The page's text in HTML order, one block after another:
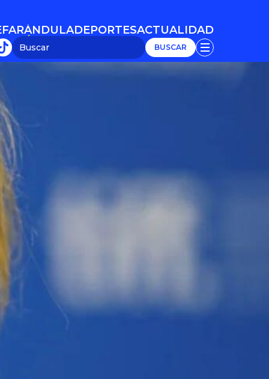
FARÁNDULA
FARÁNDULA
DEPORTESACTUALIDAD
ACTUALIDAD